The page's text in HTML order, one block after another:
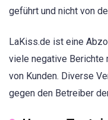
geführt und nicht von
LaKiss.de ist eine
viele negative Berichte
von Kunden. Diverse
gegen den Betreiber